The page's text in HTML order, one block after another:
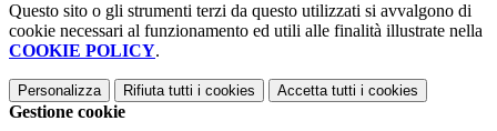
Questo sito o gli strumenti terzi da questo utilizzati si avvalgono di
cookie necessari al funzionamento ed utili alle finalità illustrate nella
COOKIE POLICY.
Personalizza Rifiuta tutti i cookies Accetta tutti i cookies
Gestione cookie